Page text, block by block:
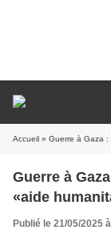
Accueil » Guerre à Gaza
Guerre à
«aide
Publié le 21/05/2025